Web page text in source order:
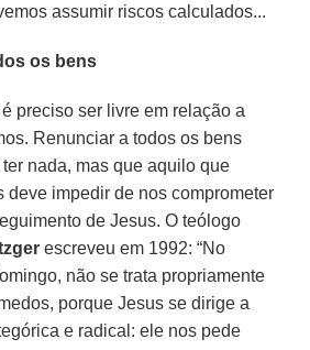
assumir riscos calculados...
os bens
é preciso ser livre em relação a
Renunciar a todos os bens
nada, mas que aquilo que
deve impedir de nos comprometer
de Jesus. O teólogo
escreveu em 1992: “No
não se trata propriamente
porque Jesus se dirige a
e radical: ele nos pede